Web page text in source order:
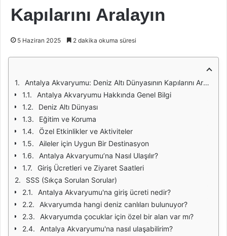
Kapılarını Aralayın
5 Haziran 2025 2 dakika okuma süresi
Antalya Akvaryumu: Deniz Altı Dünyasının Kapılarını Aralayın
Antalya Akvaryumu Hakkında Genel Bilgi
Deniz Altı Dünyası
Eğitim ve Koruma
Özel Etkinlikler ve Aktiviteler
Aileler için Uygun Bir Destinasyon
Antalya Akvaryumu’na Nasıl Ulaşılır?
Giriş Ücretleri ve Ziyaret Saatleri
SSS (Sıkça Sorulan Sorular)
Antalya Akvaryumu'na giriş ücreti nedir?
Akvaryumda hangi deniz canlıları bulunuyor?
Akvaryumda çocuklar için özel bir alan var mı?
Antalya Akvaryumu'na nasıl ulaşabilirim?